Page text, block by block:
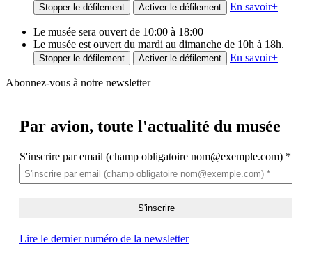
Stopper le défilement Activer le défilement En savoir+
Le musée sera ouvert de 10:00 à 18:00
Le musée est ouvert du mardi au dimanche de 10h à 18h.
Stopper le défilement Activer le défilement En savoir+
Abonnez-vous à notre newsletter
Par avion, toute l'actualité du musée
S'inscrire par email (champ obligatoire nom@exemple.com) *
Lire le dernier numéro de la newsletter